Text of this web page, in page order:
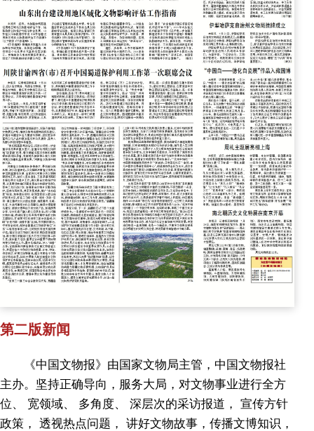
第二版新闻
《中国文物报》由国家文物局主管，中国文物报社
主办。坚持正确导向，服务大局，对文物事业进行全方
位、 宽领域、 多角度、 深层次的采访报道， 宣传方针
政策， 透视热点问题， 讲好文物故事，传播文博知识，